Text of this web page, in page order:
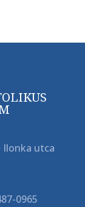
Ilonka utca
0965